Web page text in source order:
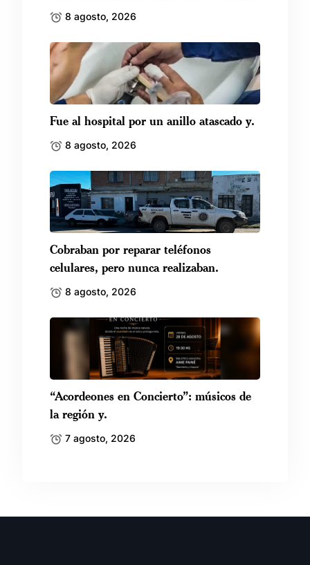
8 agosto, 2026
Fue al hospital por un anillo atascado y.
8 agosto, 2026
Cobraban por reparar teléfonos
celulares, pero nunca realizaban.
8 agosto, 2026
“Acordeones en Concierto”: músicos de
la región y.
7 agosto, 2026